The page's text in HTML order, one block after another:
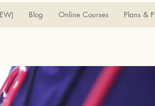
Blog Online Courses Plans &